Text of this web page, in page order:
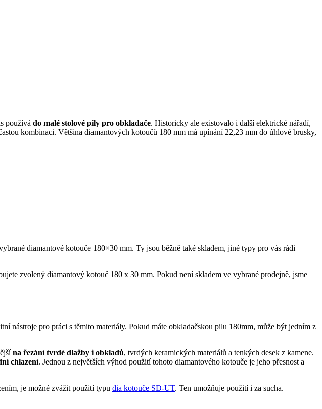
používá do malé stolové pily pro obkladače. Historicky ale existovalo i další elektrické nářadí,
kombinaci. Většina diamantových kotoučů 180 mm má upínání 22,23 mm do úhlové brusky,
diamantové kotouče 180×30 mm. Ty jsou běžně také skladem, jiné typy pro vás rádi
zvolený diamantový kotouč 180 x 30 mm. Pokud není skladem ve vybrané prodejně, jsme
nástroje pro práci s těmito materiály. Pokud máte obkladačskou pilu 180mm, může být jedním z
na řezání tvrdé dlažby i obkladů, tvrdých keramických materiálů a tenkých desek z kamene.
chlazení. Jednou z největších výhod použití tohoto diamantového kotouče je jeho přesnost a
je možné zvážit použití typu dia kotouče SD-UT. Ten umožňuje použití i za sucha.